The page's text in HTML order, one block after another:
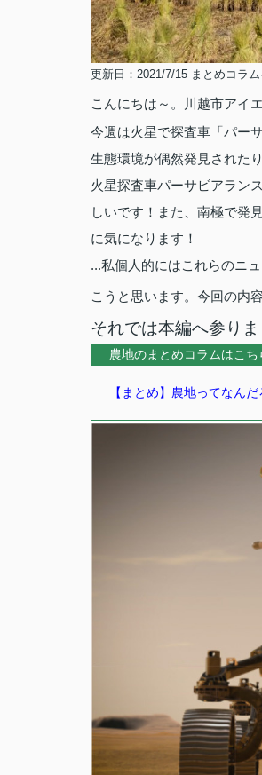
更新日：2021/7/15 まとめコラム
こんにちは～。川越市アイ
今週は火星で探査車「パー
生態環境が偶然発見された
火星探査車パーサビアラン
しいです！また、南極で発
に気になります！
...私個人的にはこれらのニ
こうと思います。今回の内
それでは本編へ参りま
農地のまとめコラムはこち
【まとめ】農地ってなん